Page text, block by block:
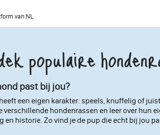
van NL
populaire
past bij jou?
een eigen karakter: speels, knuffelig of
verschillende hondenrassen en leer over hun
en historie. Zo vind je de pup die echt bij jou